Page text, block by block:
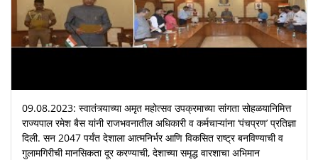
09.08.2023: स्वातंत्र्याच्या अमृत महोत्सव उपक्रमाच्या सांगता सोहळयानिमित्त
राज्यपाल रमेश बैस यांनी राजभवनातील अधिकारी व कर्मचाऱ्यांना ‘पंचप्रण’ प्रतिज्ञा
दिली. सन 2047 पर्यंत देशाला आत्मनिर्भर आणि विकसित राष्ट्र बनविण्याची व
गुलामगिरीची मानसिकता दूर करण्याची, देशाच्या समृद्ध वारशाचा अभिमान